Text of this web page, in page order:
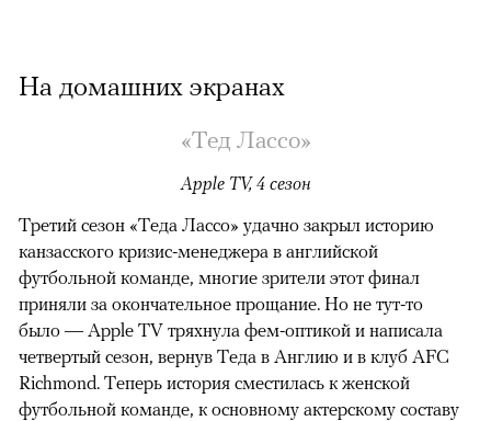
На домашних экранах
«Тед Лассо»
Apple TV, 4 сезон
Третий сезон «Теда Лассо» удачно закрыл историю
канзасского кризис-менеджера в английской
футбольной команде, многие зрители этот финал
приняли за окончательное прощание. Но не тут-то
было — Apple TV тряхнула фем-оптикой и написала
четвертый сезон, вернув Теда в Англию и в клуб AFC
Richmond. Теперь история сместилась к женской
футбольной команде, к основному актерскому составу